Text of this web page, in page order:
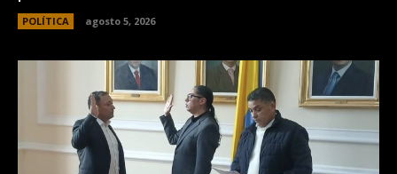
POLÍTICA agosto 5, 2026